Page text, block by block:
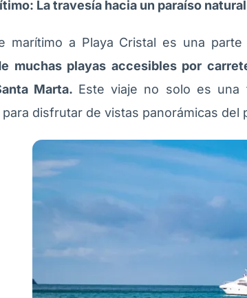
La travesía hacia un paraíso natural
marítimo a Playa Cristal es una
muchas playas accesibles por
Marta. Este viaje no solo es una
disfrutar de vistas panorámicas del